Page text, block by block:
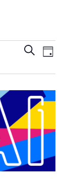
Suche
und
SucheTag